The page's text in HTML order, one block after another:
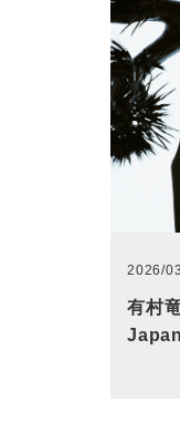
2026/
有村